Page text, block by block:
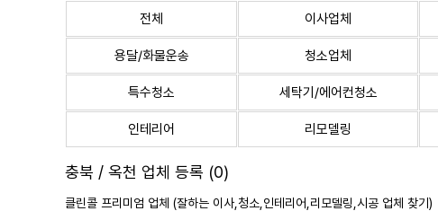
전체 이사업체
용달/화물운송 청소업체
특수청소 세탁기/에어컨청소
인테리어 리모델링
충북 / 옥천 업체 등록 (0)
클린콜 프리미엄 업체 (잘하는 이사, 청소 ,인테리어,리모델링,시공 업체 찾기)